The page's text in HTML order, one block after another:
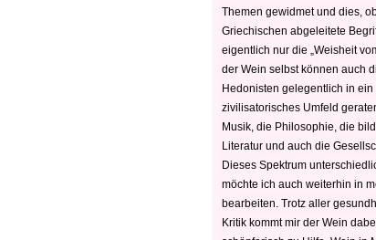
Themen gewidmet und dies,
Griechischen abgeleitete
eigentlich nur die „Weisheit
der Wein selbst können auch
Hedonisten gelegentlich in ein
zivilisatorisches Umfeld
Musik, die Philosophie, die
Literatur und auch die
Dieses Spektrum
möchte ich auch weiterhin in
bearbeiten. Trotz aller
Kritik kommt mir der Wein